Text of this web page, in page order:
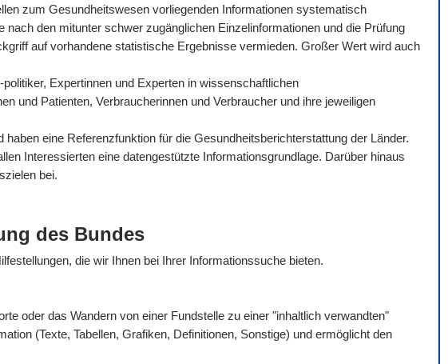
zum Gesundheitswesen vorliegenden Informationen systematisch
nach den mitunter schwer zugänglichen Einzelinformationen und die Prüfung
auf vorhandene statistische Ergebnisse vermieden. Großer Wert wird auch
Expertinnen und Experten in wissenschaftlichen
und Patienten, Verbraucherinnen und Verbraucher und ihre jeweiligen
eine Referenzfunktion für die Gesundheitsberichterstattung der Länder.
Interessierten eine datengestützte Informationsgrundlage. Darüber hinaus
bei.
des Bundes
die wir Ihnen bei Ihrer Informationssuche bieten.
oder das Wandern von einer Fundstelle zu einer "inhaltlich verwandten"
(Texte, Tabellen, Grafiken, Definitionen, Sonstige) und ermöglicht den